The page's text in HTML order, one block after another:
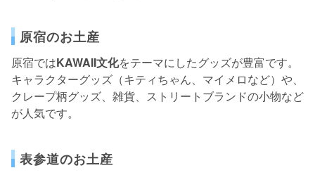
原宿のお土産
原宿ではKAWAII文化をテーマにしたグッズが豊富です。
キャラクターグッズ（キティちゃん、マイメロなど）や、
クレープ柄グッズ、雑貨、ストリートブランドの小物など
が人気です。
表参道のお土産